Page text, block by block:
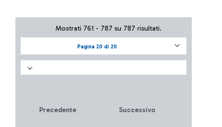
Pagina 20 di 20
Mostrati 761 - 787 su 787 risultati.
Precedente Successivo